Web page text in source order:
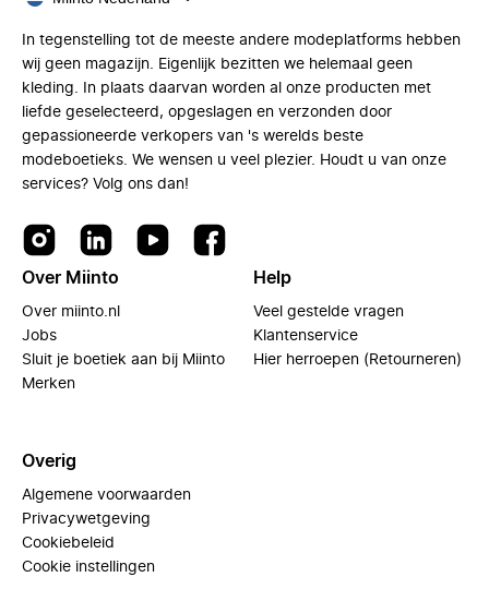
In tegenstelling tot de meeste andere modeplatforms hebben
wij geen magazijn. Eigenlijk bezitten we helemaal geen
kleding. In plaats daarvan worden al onze producten met
liefde geselecteerd, opgeslagen en verzonden door
gepassioneerde verkopers van 's werelds beste
modeboetieks. We wensen u veel plezier. Houdt u van onze
services? Volg ons dan!
Over Miinto
Over miinto.nl
Jobs
Sluit je boetiek aan bij Miinto
Merken
Help
Veel gestelde vragen
Klantenservice
Hier herroepen (Retourneren)
Overig
Algemene voorwaarden
Privacywetgeving
Cookiebeleid
Cookie instellingen